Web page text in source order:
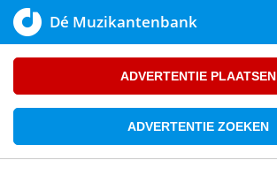
Dé Muzikantenbank
ADVERTENTIE PLAATSEN
ADVERTENTIE ZOEKEN